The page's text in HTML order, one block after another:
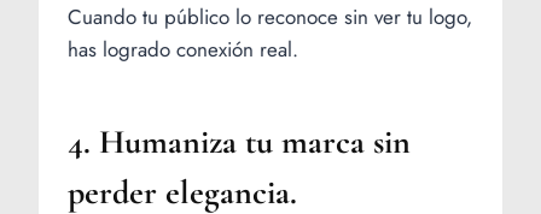
Cuando tu público lo reconoce sin ver tu logo,
has logrado conexión real.
4. Humaniza tu marca sin
perder elegancia.